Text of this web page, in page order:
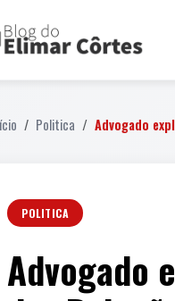
Politica Advogado
POLITICA
Advogado